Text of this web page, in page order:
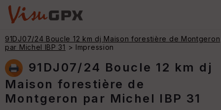
91DJ07/24 Boucle 12 km dj Maison forestière de Montgeron
par Michel IBP 31 > Impression
91DJ07/24 Boucle 12 km dj
Maison forestière de
Montgeron par Michel IBP 31